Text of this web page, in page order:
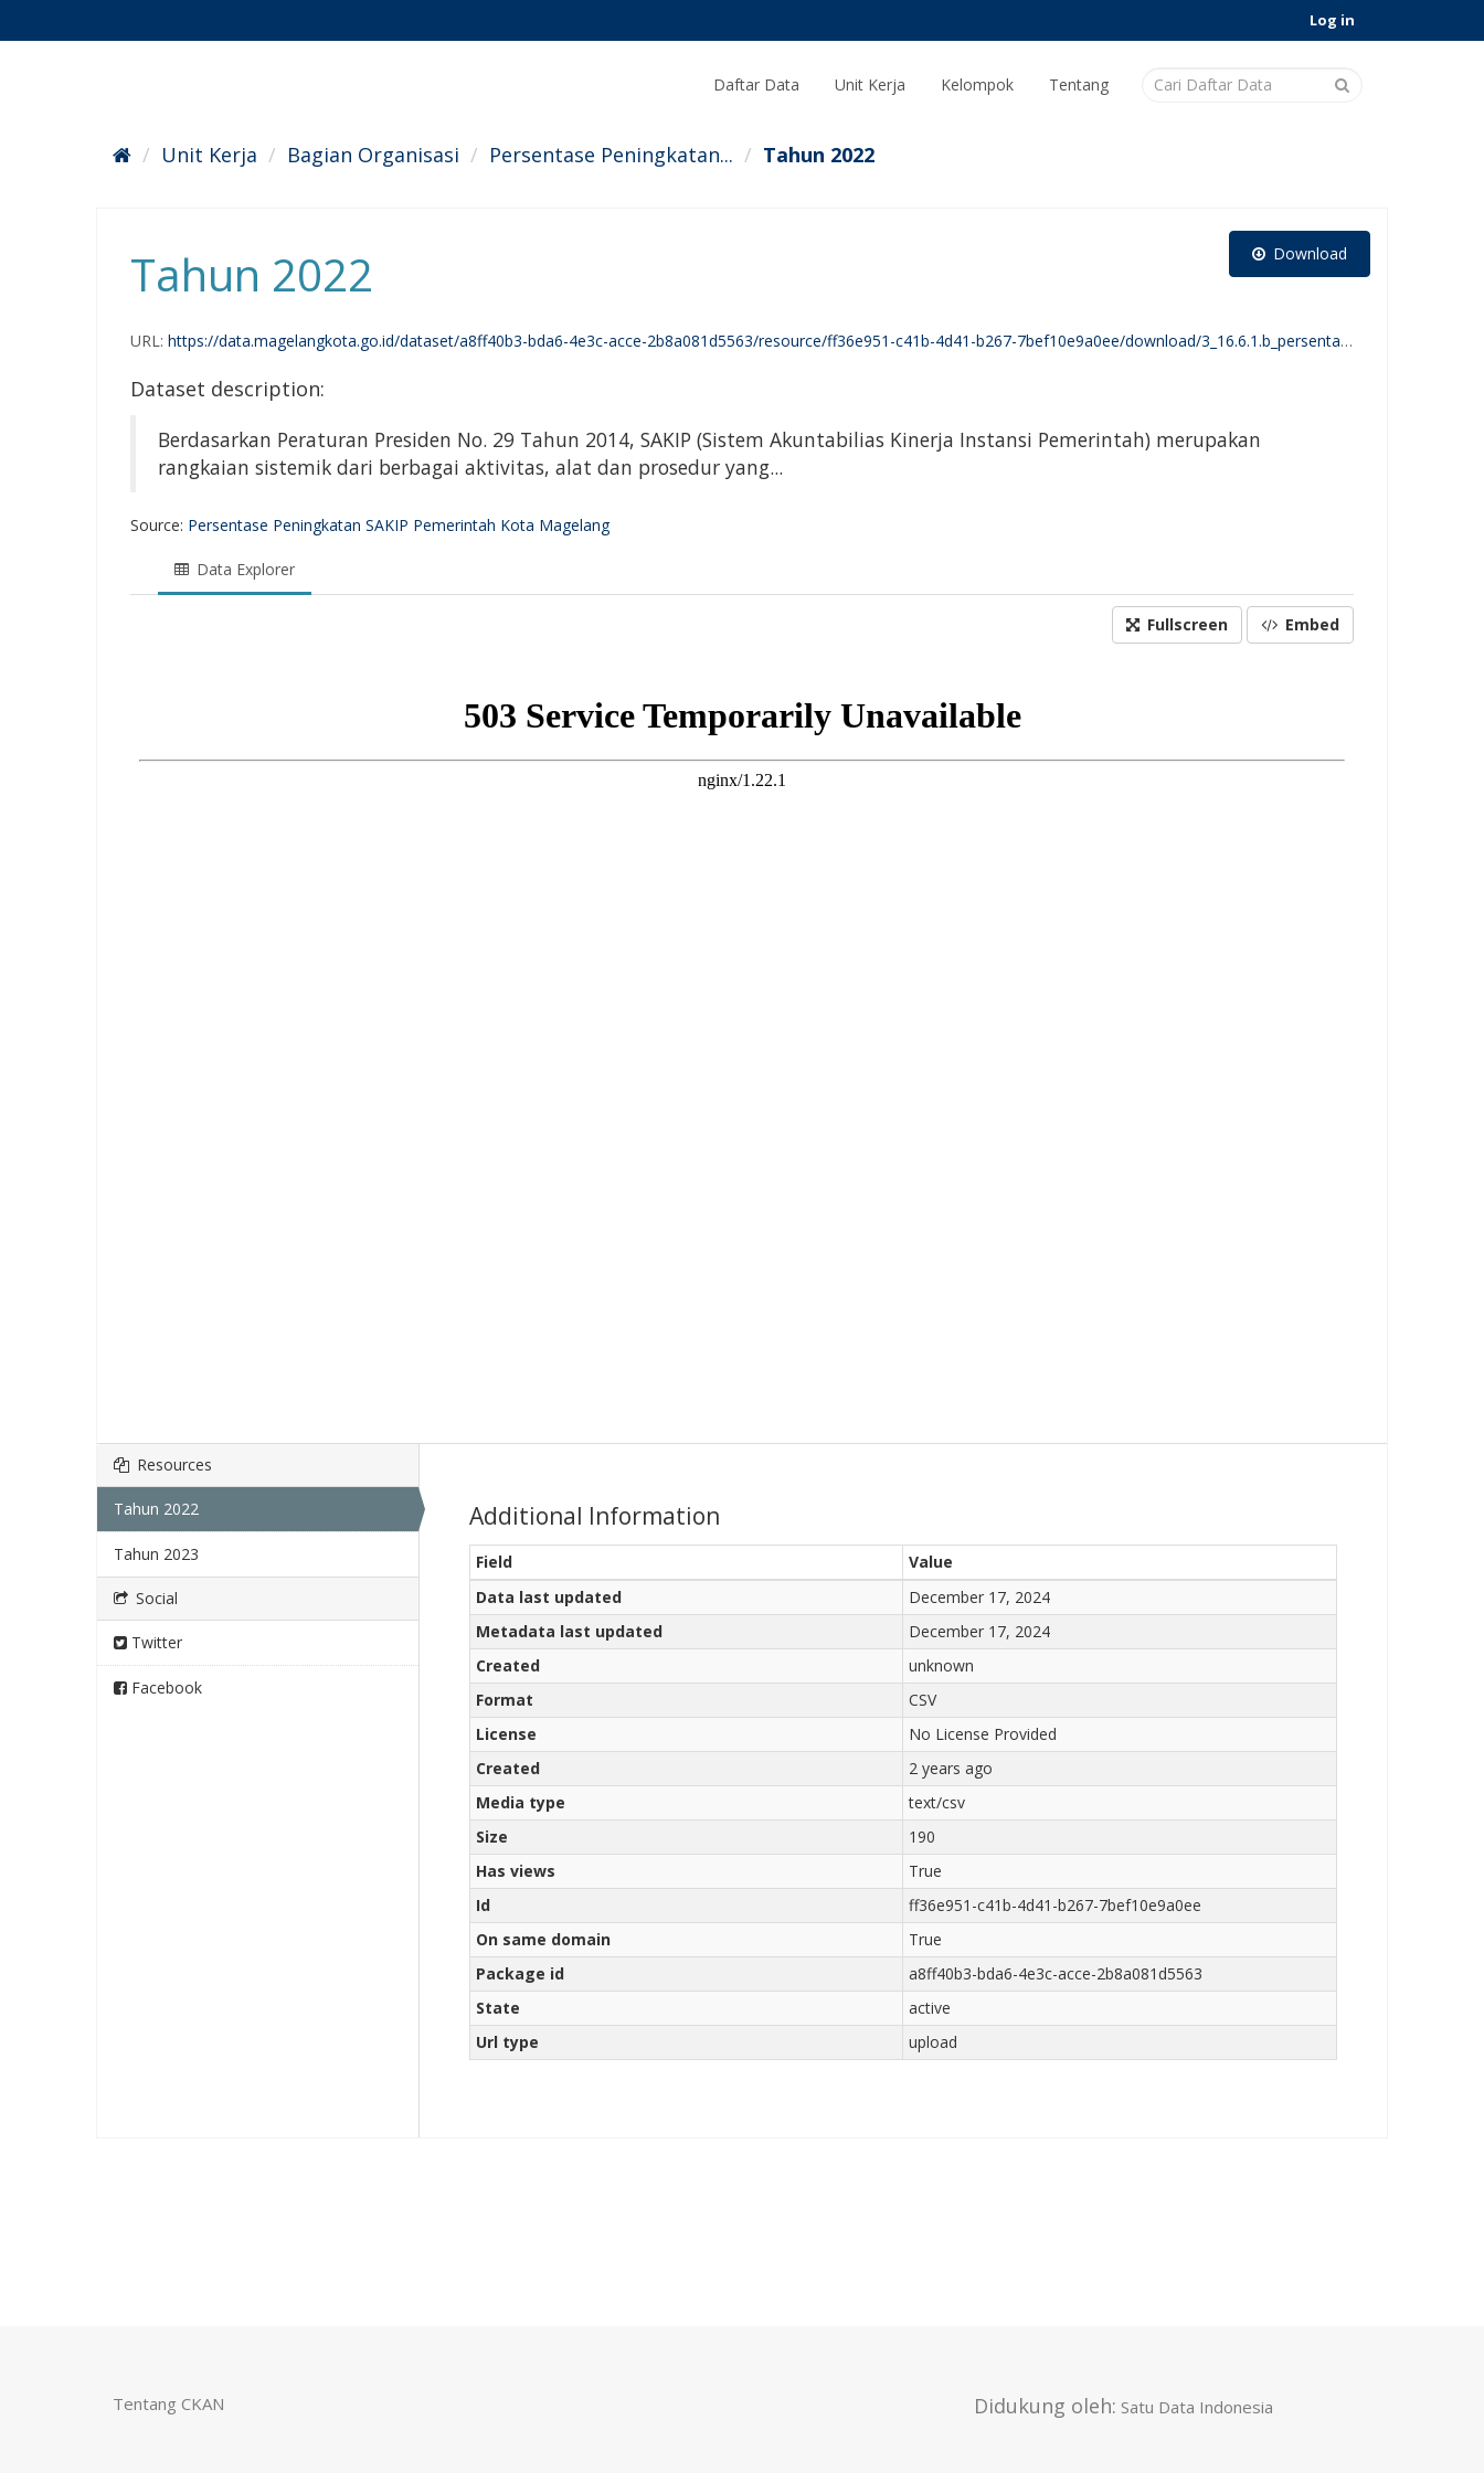
Log in
Daftar Data Unit Kerja Kelompok Tentang
Unit Kerja Bagian Organisasi Persentase Peningkatan... Tahun 2022
Download
Tahun 2022
URL: https://data.magelangkota.go.id/dataset/a8ff40b3-bda6-4e3c-acce-2b8a081d5563/resource/ff36e951-c41b-4d41-b267-7bef10e9a0ee/download/3_16.6.1.b_persentase_peningkatan_sistem_akuntabilitas__kinerja_pemerintah_sakipkementerian_lemb.csv
Dataset description:
Berdasarkan Peraturan Presiden No. 29 Tahun 2014, SAKIP (Sistem Akuntabilias Kinerja Instansi Pemerintah) merupakan
rangkaian sistemik dari berbagai aktivitas, alat dan prosedur yang...
Source: Persentase Peningkatan SAKIP Pemerintah Kota Magelang
Data Explorer
Fullscreen Embed
Resources
Tahun 2022
Tahun 2023
Social
Twitter
Facebook
Additional Information
Field
Value
Data last updated
December 17, 2024
Metadata last updated
December 17, 2024
Created
unknown
Format
CSV
License
No License Provided
Created
2 years ago
Media type
text/csv
Size
190
Has views
True
Id
ff36e951-c41b-4d41-b267-7bef10e9a0ee
On same domain
True
Package id
a8ff40b3-bda6-4e3c-acce-2b8a081d5563
State
active
Url type
upload
Tentang CKAN Didukung oleh: Satu Data Indonesia